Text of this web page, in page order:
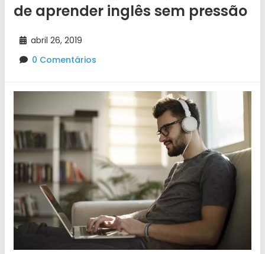
de aprender inglês sem pressão
abril 26, 2019
0 Comentários